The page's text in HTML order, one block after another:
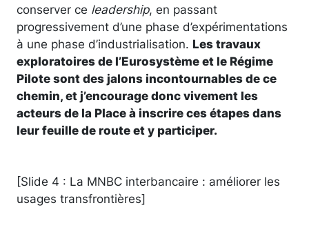
conserver ce leadership, en passant
progressivement d’une phase d’expérimentations
à une phase d’industrialisation. Les travaux
exploratoires de l’Eurosystème et le Régime
Pilote sont des jalons incontournables de ce
chemin, et j’encourage donc vivement les
acteurs de la Place à inscrire ces étapes dans
leur feuille de route et y participer.
[Slide 4 : La MNBC interbancaire : améliorer les
usages transfrontières]